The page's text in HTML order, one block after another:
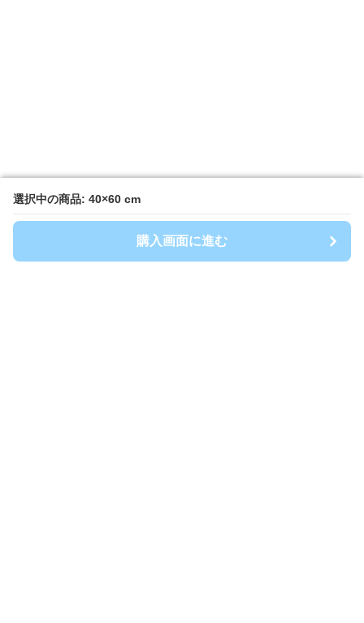
選択中の商品: 40×60 cm
購入画面に進む
選択中の商品: 40×60 cm
購入画面に進む